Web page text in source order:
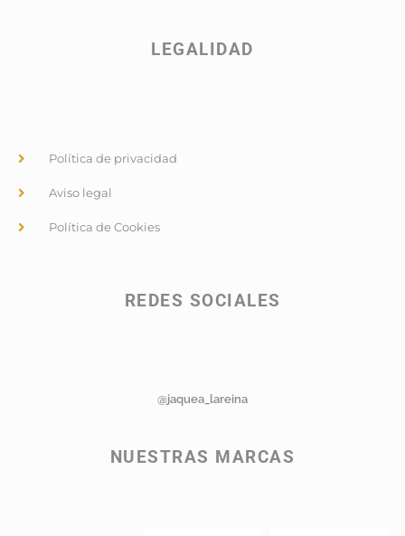
LEGALIDAD
Política de privacidad
Aviso legal
Política de Cookies
REDES SOCIALES
@jaquea_lareina
NUESTRAS MARCAS